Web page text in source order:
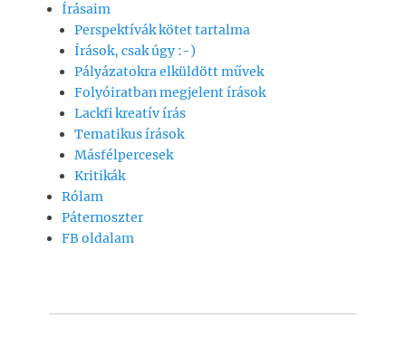
b
o
o
A
p
p
Írásaim
Perspektívák kötet tartalma
Írások, csak úgy :-)
Pályázatokra elküldött művek
Folyóiratban megjelent írások
Lackfi kreatív írás
Tematikus írások
Másfélpercesek
Kritikák
Rólam
Páternoszter
FB oldalam